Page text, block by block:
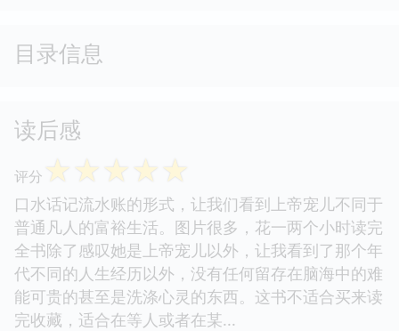
目录信息
读后感
评分 ☆☆☆☆☆
口水话记流水账的形式，让我们看到上帝宠儿不同于
普通凡人的富裕生活。图片很多，花一两个小时读完
全书除了感叹她是上帝宠儿以外，让我看到了那个年
代不同的人生经历以外，没有任何留存在脑海中的难
能可贵的甚至是洗涤心灵的东西。这书不适合买来读
完收藏，适合在等人或者在某...